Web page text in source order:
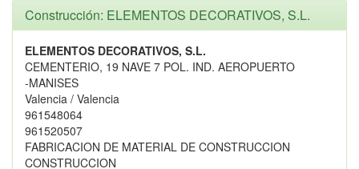
Construcción: ELEMENTOS DECORATIVOS, S.L.
ELEMENTOS DECORATIVOS, S.L.
CEMENTERIO, 19 NAVE 7 POL. IND. AEROPUERTO
-MANISES
Valencia / Valencia
961548064
961520507
FABRICACION DE MATERIAL DE CONSTRUCCION
CONSTRUCCION